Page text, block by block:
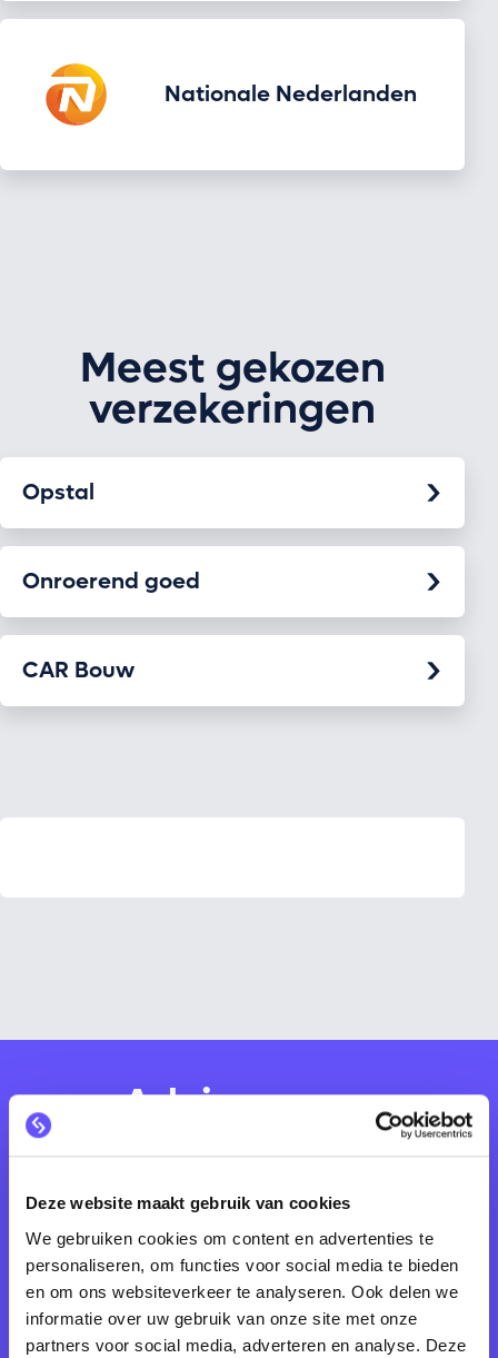
Deze website maakt gebruik van cookies
We gebruiken cookies om content en advertenties te
personaliseren, om functies voor social media te bieden
en om ons websiteverkeer te analyseren. Ook delen we
informatie over uw gebruik van onze site met onze
partners voor social media, adverteren en analyse. Deze
Nationale Nederlanden
Meest gekozen
verzekeringen
Opstal
Onroerend goed
CAR Bouw
Advies van
Verzekeren.nl
Krijg persoonlijk advies over de beste
dekkingen, polissen en besparingstips van
ervaren verzekeringsadviseurs.
Vraag advies